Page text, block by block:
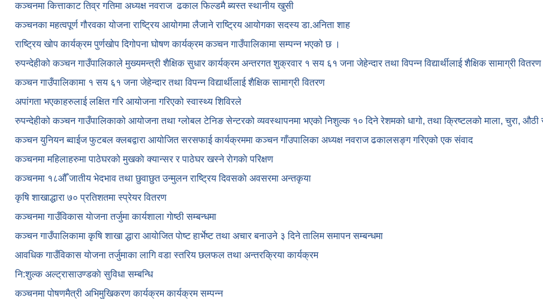
कञ्चनमा कित्ताकाट तिव्र गतिमा अध्यक्ष नवराज ढकाल फिल्डमै ब्यस्त स्थानीय खुसी
कञ्चनका महत्वपूर्ण गौरवका योजना राष्ट्रिय आयोगमा लैजाने राष्ट्रिय आयोगका सदस्य डा.अनिता शाह
राष्ट्रिय खोप कार्यक्रम पुर्णखोप दिगोपना घोषण कार्यक्रम कञ्‍चन गाउँपालिकामा सम्पन्न भएको छ ।
रुपन्देहीको कञ्चन गाउँपालिकाले मुख्यमन्त्री शैक्षिक सुधार कार्यक्रम अन्तरगत शुक्रवार १ सय ६१ जना जेहेन्दार तथा विपन्न विद्यार्थीलाई शैक्षिक सामाग्री
कञ्चन गाउँपालिकामा १ सय ६१ जना जेहेन्दार तथा विपन्न विद्यार्थीलाई शैक्षिक सामाग्री वितरण
अपांगता भएकाहरुलाई लक्षित गरि आयोजना गरिएको स्वास्थ्य शिविरले
रुपन्देहीको कञ्चन गाउँपालिकाको आयोजना तथा ग्लोबल टेनिङ सेन्टरको व्यवस्थापनमा भएको निशुल्क १० दिने रेशमको धागो, तथा क्रिष्टलको माला, चुरा,
कञ्चन युनियन ब्वाईज फुटबल क्लबद्वारा आयोजित सरसफाई कार्यक्रममा कञ्चन गाँउपालिका अध्यक्ष नवराज ढकालसङ्ग गरिएको एक संवाद
कञ्‍चनमा महिलाहरुमा पाठेघरको मुखकाे क्यान्सर र पाठेघर खस्‍ने राेगकाे परिक्षण
कञ्‍चनमा १८औँ जातीय भेदभाव तथा छुवाछुत उन्मुलन राष्ट्रिय दिवसकाे अवसरमा अन्तकृया
कृषि शाखाद्धारा ७० प्रतिशतमा स्प्रेयर वितरण
कञ्‍चनमा गाउँविकास याेजना तर्जुमा कार्यशाला गाेष्ठी सम्बन्धमा
कञ्‍चन गाउँपालिकामा कृषि शाखा द्धारा आयाेजित पाेष्ट हार्भेष्ट तथा अचार बनाउने ३ दिने तालिम समापन सम्बन्‍धमा
आवधिक गाउँविकास योजना तर्जुमाका लागि वडा स्तरिय छलफल तथा अन्तरक्रिया कार्यक्रम
नि:शुल्क अल्ट्रासाउण्डकाे सुविधा सम्बन्धि
कञ्चनमा पोषणमैत्री अभिमुखिकरण कार्यक्रम कार्यक्रम सम्पन्न